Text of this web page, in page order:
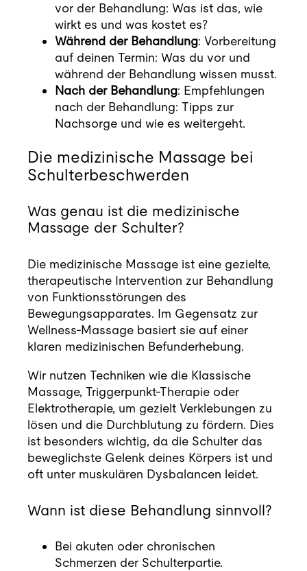
vor der Behandlung: Was ist das, wie
wirkt es und was kostet es?
Während der Behandlung: Vorbereitung
auf deinen Termin: Was du vor und
während der Behandlung wissen musst.
Nach der Behandlung: Empfehlungen
nach der Behandlung: Tipps zur
Nachsorge und wie es weitergeht.
Die medizinische Massage bei
Schulterbeschwerden
Was genau ist die medizinische
Massage der Schulter?
Die medizinische Massage ist eine gezielte,
therapeutische Intervention zur Behandlung
von Funktionsstörungen des
Bewegungsapparates. Im Gegensatz zur
Wellness-Massage basiert sie auf einer
klaren medizinischen Befunderhebung.
Wir nutzen Techniken wie die Klassische
Massage, Triggerpunkt-Therapie oder
Elektrotherapie, um gezielt Verklebungen zu
lösen und die Durchblutung zu fördern. Dies
ist besonders wichtig, da die Schulter das
beweglichste Gelenk deines Körpers ist und
oft unter muskulären Dysbalancen leidet.
Wann ist diese Behandlung sinnvoll?
Bei akuten oder chronischen
Schmerzen der Schulterpartie.